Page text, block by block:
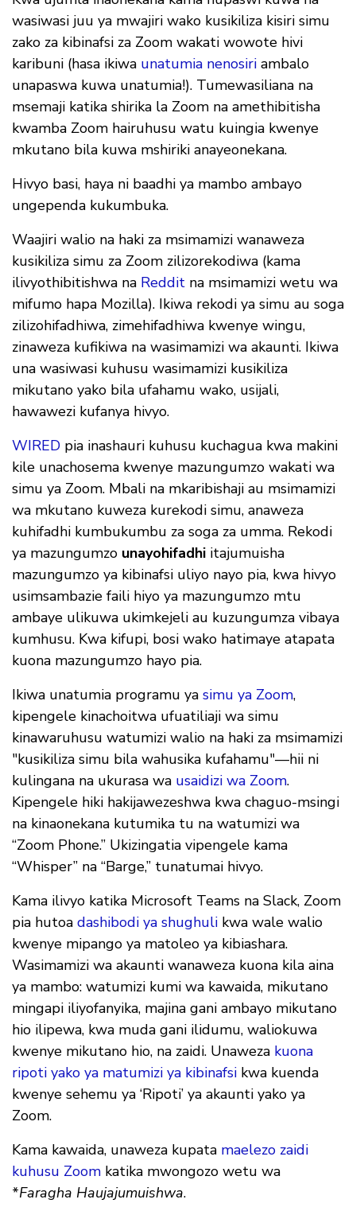
wasiwasi juu ya mwajiri wako kusikiliza kisiri simu
zako za kibinafsi za Zoom wakati wowote hivi
karibuni (hasa ikiwa unatumia nenosiri ambalo
unapaswa kuwa unatumia!). Tumewasiliana na
msemaji katika shirika la Zoom na amethibitisha
kwamba Zoom hairuhusu watu kuingia kwenye
mkutano bila kuwa mshiriki anayeonekana.
Hivyo basi, haya ni baadhi ya mambo ambayo
ungependa kukumbuka.
Waajiri walio na haki za msimamizi wanaweza
kusikiliza simu za Zoom zilizorekodiwa (kama
ilivyothibitishwa na Reddit na msimamizi wetu wa
mifumo hapa Mozilla). Ikiwa rekodi ya simu au soga
zilizohifadhiwa, zimehifadhiwa kwenye wingu,
zinaweza kufikiwa na wasimamizi wa akaunti. Ikiwa
una wasiwasi kuhusu wasimamizi kusikiliza
mikutano yako bila ufahamu wako, usijali,
hawawezi kufanya hivyo.
WIRED pia inashauri kuhusu kuchagua kwa makini
kile unachosema kwenye mazungumzo wakati wa
simu ya Zoom. Mbali na mkaribishaji au msimamizi
wa mkutano kuweza kurekodi simu, anaweza
kuhifadhi kumbukumbu za soga za umma. Rekodi
ya mazungumzo unayohifadhi itajumuisha
mazungumzo ya kibinafsi uliyo nayo pia, kwa hivyo
usimsambazie faili hiyo ya mazungumzo mtu
ambaye ulikuwa ukimkejeli au kuzungumza vibaya
kumhusu. Kwa kifupi, bosi wako hatimaye atapata
kuona mazungumzo hayo pia.
Ikiwa unatumia programu ya simu ya Zoom,
kipengele kinachoitwa ufuatiliaji wa simu
kinawaruhusu watumizi walio na haki za msimamizi
"kusikiliza simu bila wahusika kufahamu"—hii ni
kulingana na ukurasa wa usaidizi wa Zoom.
Kipengele hiki hakijawezeshwa kwa chaguo-msingi
na kinaonekana kutumika tu na watumizi wa
“Zoom Phone.” Ukizingatia vipengele kama
“Whisper” na “Barge,” tunatumai hivyo.
Kama ilivyo katika Microsoft Teams na Slack, Zoom
pia hutoa dashibodi ya shughuli kwa wale walio
kwenye mipango ya matoleo ya kibiashara.
Wasimamizi wa akaunti wanaweza kuona kila aina
ya mambo: watumizi kumi wa kawaida, mikutano
mingapi iliyofanyika, majina gani ambayo mikutano
hio ilipewa, kwa muda gani ilidumu, waliokuwa
kwenye mikutano hio, na zaidi. Unaweza kuona
ripoti yako ya matumizi ya kibinafsi kwa kuenda
kwenye sehemu ya ‘Ripoti’ ya akaunti yako ya
Zoom.
Kama kawaida, unaweza kupata maelezo zaidi
kuhusu Zoom katika mwongozo wetu wa
*Faragha Haujajumuishwa.